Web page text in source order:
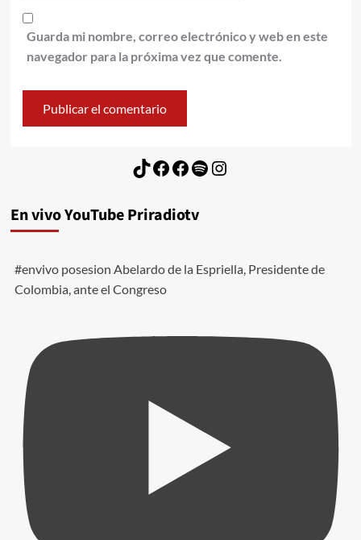
Guarda mi nombre, correo electrónico y web en este
navegador para la próxima vez que comente.
TikTok
Facebook
Facebook
Spotify
Instagram
En vivo YouTube Priradiotv
#envivo posesion Abelardo de la Espriella, Presidente de
Colombia, ante el Congreso